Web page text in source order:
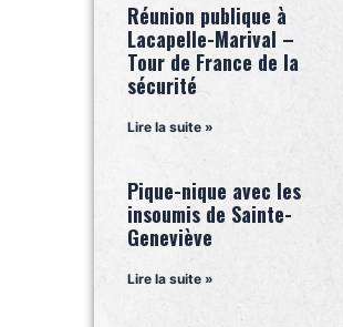
Réunion publique à
Lacapelle-Marival –
Tour de France de la
sécurité
Lire la suite »
Pique-nique avec les
insoumis de Sainte-
Geneviève
Lire la suite »